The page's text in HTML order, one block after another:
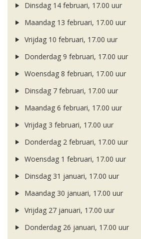
Dinsdag 14 februari, 17.00 uur
Maandag 13 februari, 17.00 uur
Vrijdag 10 februari, 17.00 uur
Donderdag 9 februari, 17.00 uur
Woensdag 8 februari, 17.00 uur
Dinsdag 7 februari, 17.00 uur
Maandag 6 februari, 17.00 uur
Vrijdag 3 februari, 17.00 uur
Donderdag 2 februari, 17.00 uur
Woensdag 1 februari, 17.00 uur
Dinsdag 31 januari, 17.00 uur
Maandag 30 januari, 17.00 uur
Vrijdag 27 januari, 17.00 uur
Donderdag 26 januari, 17.00 uur